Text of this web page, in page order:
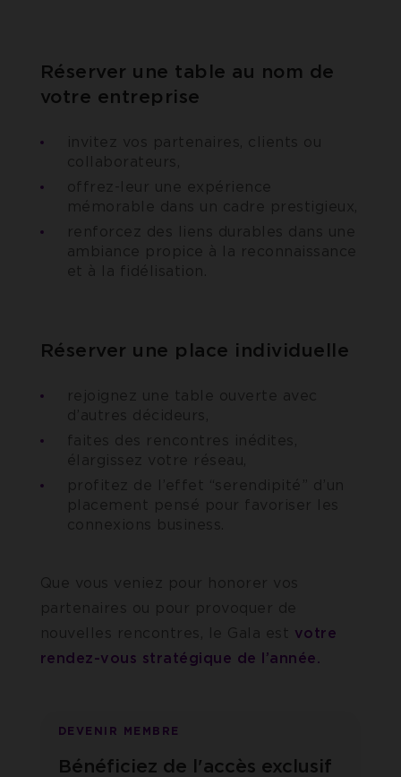
Réserver une table au nom de
votre entreprise
invitez vos partenaires, clients ou
collaborateurs,
offrez-leur une expérience
mémorable dans un cadre prestigieux,
renforcez des liens durables dans une
ambiance propice à la reconnaissance
et à la fidélisation.
Réserver une place individuelle
rejoignez une table ouverte avec
d’autres décideurs,
faites des rencontres inédites,
élargissez votre réseau,
profitez de l’effet “serendipité” d’un
placement pensé pour favoriser les
connexions business.
Que vous veniez pour honorer vos
partenaires ou pour provoquer de
nouvelles rencontres, le Gala est votre
rendez-vous stratégique de l’année.
DEVENIR MEMBRE
Bénéficiez de l'accès exclusif